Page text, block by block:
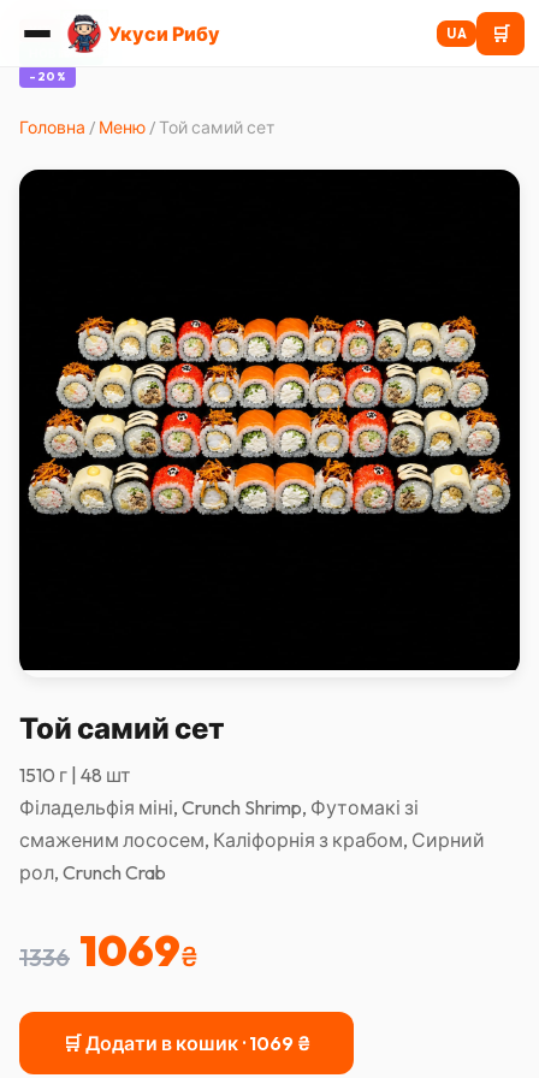
Укуси Рибу UA 🛒
Головна / Меню/Той самий сет
ХІТ
НОВИНКА
- 20 %
Той самий сет
1510 г | 48 шт
Філадельфія міні, Crunch Shrimp, Футомакі зі
смаженим лососем, Каліфорнія з крабом, Сирний
рол, Crunch Crab
1336 1069₴
🛒 Додати в кошик ·1069 ₴